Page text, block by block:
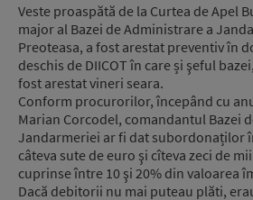
Veste proaspătă de la Curtea de Apel
major al Bazei de Administrare a
Preoteasa, a fost arestat preventiv în
deschis de DIICOT în care și şeful
fost arestat vineri seara.
Conform procurorilor, începând cu
Marian Corcodel, comandantul Bazei
Jandarmeriei ar fi dat subordonaților
câteva sute de euro şi cîteva zeci de
cuprinse între 10 şi 20% din valoarea
Dacă debitorii nu mai puteau plăti,